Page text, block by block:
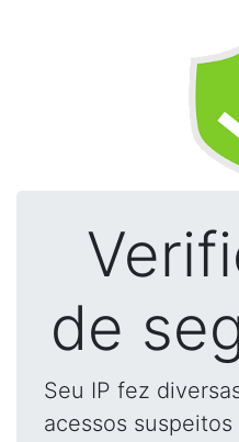
de
Seu IP fez
acessos